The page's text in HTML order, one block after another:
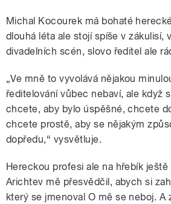
Michal Kocourek má bohaté
dlouhá léta ale stojí spíše v zákulisí,
divadelních scén, slovo ředitel ale
„Ve mně to vyvolává nějakou
ředitelování vůbec nebaví, ale když
chcete, aby bylo úspěšné, chcete
chcete prostě, aby se nějakým
dopředu,“ vysvětluje.
Hereckou profesi ale na hřebík
Arichtev mě přesvědčil, abych si
který se jmenoval O mě se neboj. A